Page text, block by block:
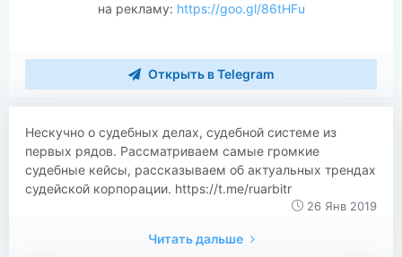
на рекламу: https://goo.gl/86tHFu
Открыть в Telegram
Нескучно о судебных делах, судебной системе из
первых рядов. Рассматриваем самые громкие
судебные кейсы, рассказываем об актуальных трендах
судейской корпорации. https://t.me/ruarbitr
26 Янв 2019
Читать дальше